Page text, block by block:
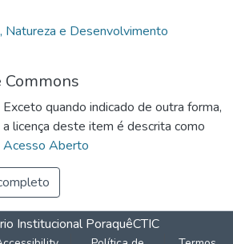
Natureza e Desenvolvimento
Commons
Exceto quando indicado de outra forma,
a licença deste item é descrita como
Acesso Aberto
Institucional PoraquêCTIC